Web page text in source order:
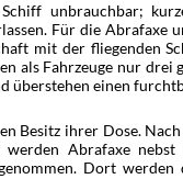
unbrauchbar;
Für die Abrafaxe
mit der fliegenden
als Fahrzeuge nur
überstehen einen
Besitz ihrer Dose.
Abrafaxe
Dort werden